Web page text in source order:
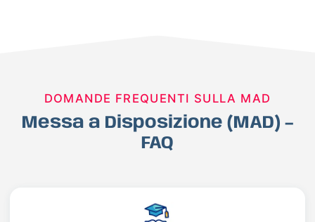
DOMANDE FREQUENTI SULLA MAD
Messa a Disposizione (MAD) –
FAQ